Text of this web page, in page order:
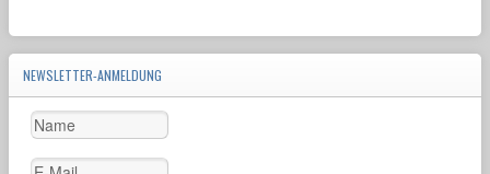
NEWSLETTER-ANMELDUNG